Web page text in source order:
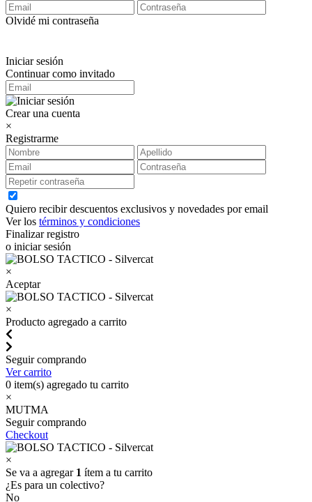
Olvidé mi contraseña
Iniciar sesión
Continuar como invitado
Crear una cuenta
×
Registrarme
Quiero recibir descuentos exclusivos y novedades por email
Ver los términos y condiciones
Finalizar registro
o iniciar sesión
×
Aceptar
×
Producto agregado a carrito
Seguir comprando
Ver carrito
0 item(s) agregado tu carrito
×
MUTMA
Seguir comprando
Checkout
×
Se va a agregar 1 ítem a tu carrito
¿Es para un colectivo?
No